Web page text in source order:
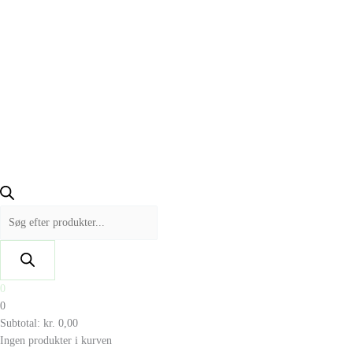
0
0
Subtotal: kr. 0,00
Ingen produkter i kurven